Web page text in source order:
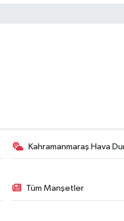
Kahramanmaraş Hava
Tüm Manşetler